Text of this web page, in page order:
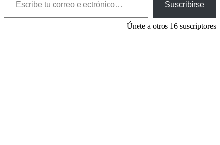
Suscribirse
Únete a otros 16 suscriptores